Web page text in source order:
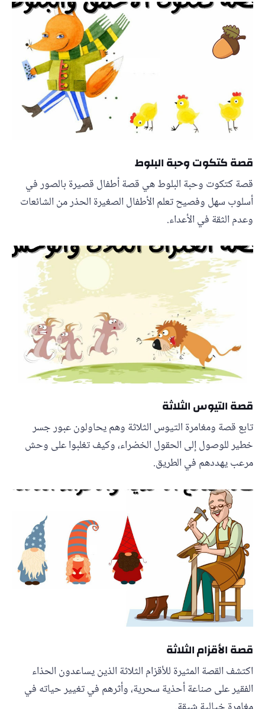
قصة كتكوت وحبة البلوط
قصة كتكوت وحبة البلوط هي قصة أطفال قصيرة بالصور في
أسلوب سهل وفصيح تعلم الأطفال الصغيرة الحذر من الشائعات
وعدم الثقة في الأعداء.
قصة التيوس الثلاثة
تابع قصة ومغامرة التيوس الثلاثة وهم يحاولون عبور جسر
خطير للوصول إلى الحقول الخضراء، وكيف تغلبوا على وحش
مرعب يهددهم في الطريق.
قصة الأقزام الثلاثة
اكتشف القصة المثيرة للأقزام الثلاثة الذين يساعدون الحذاء
الفقير على صناعة أحذية سحرية، وأثرهم في تغيير حياته في